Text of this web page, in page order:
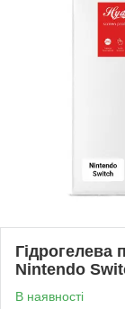
Гідрогелева
Nintendo
В наявності